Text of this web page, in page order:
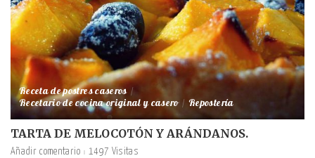
Receta de postres caseros
Recetario de cocina original y casero Repostería
TARTA DE MELOCOTÓN Y ARÁNDANOS.
Añadir comentario
1497 Visitas